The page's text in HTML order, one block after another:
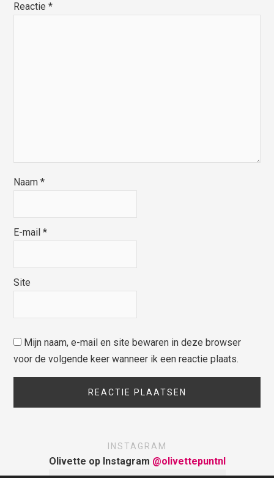
Reactie*
Naam*
E-mail*
Site
Mijn naam, e-mail en site bewaren in deze browser
voor de volgende keer wanneer ik een reactie plaats.
INSTAGRAM
Olivette op Instagram @olivettepuntnl